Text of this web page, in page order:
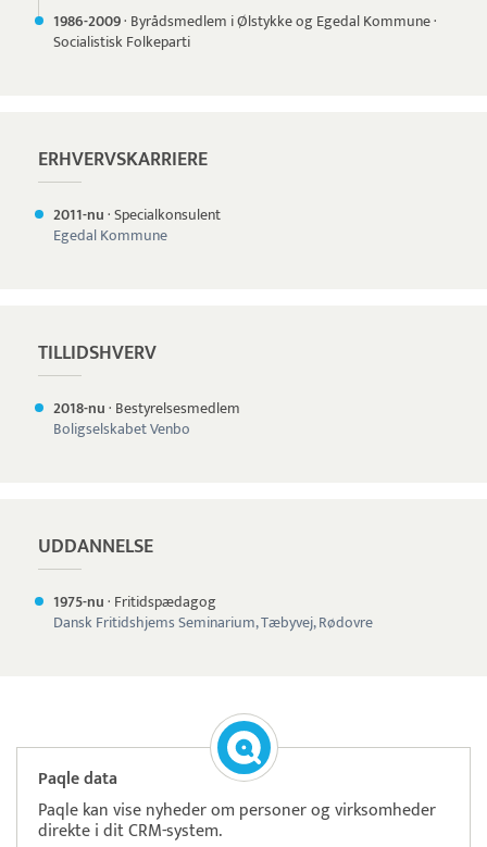
1986-2009· Byrådsmedlem i Ølstykke og Egedal Kommune·
Socialistisk Folkeparti
ERHVERVSKARRIERE
2011-nu·Specialkonsulent
Egedal Kommune
TILLIDSHVERV
2018-nu· Bestyrelsesmedlem
Boligselskabet Venbo
UDDANNELSE
1975-nu· Fritidspædagog
Dansk Fritidshjems Seminarium, Tæbyvej, Rødovre
Paqle data
Paqle kan vise nyheder om personer og virksomheder
direkte i dit CRM-system.